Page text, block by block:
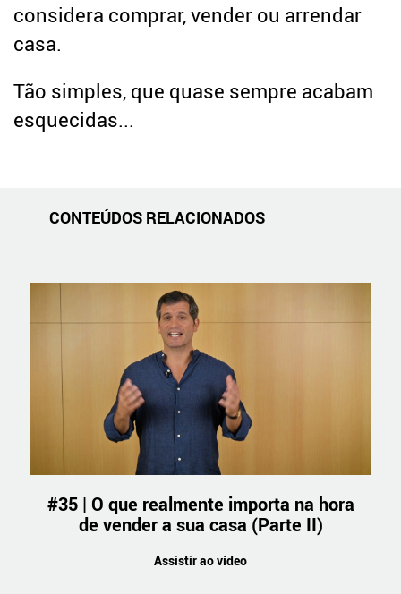
considera comprar, vender ou arrendar
casa.
Tão simples, que quase sempre acabam
esquecidas...
CONTEÚDOS RELACIONADOS
#35 | O que realmente importa na hora
de vender a sua casa (Parte II)
Assistir ao vídeo